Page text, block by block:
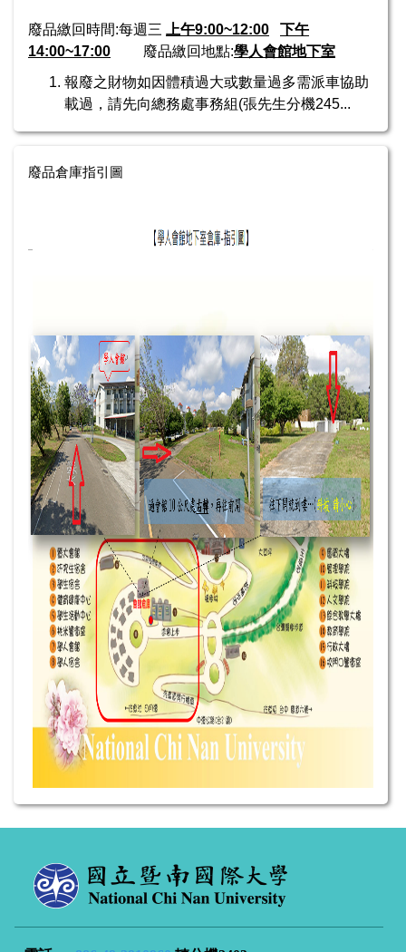
廢品繳回時間:每週三 上午9:00~12:00
下午
14:00~17:00
廢品繳回地點:學人會館地下室
報廢之財物如因體積過大或數量過多需派車協助
載過，請先向總務處事務組(張先生分機245...
廢品倉庫指引圖